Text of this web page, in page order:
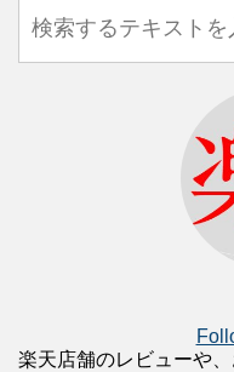
楽天店舗のレビューや